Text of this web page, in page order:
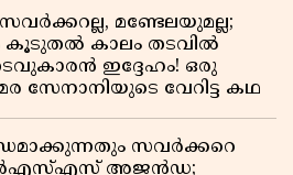
മണ്ടേലയുമല്ല;
കൂടുതൽ കാലം തടവിൽ
ഇദ്ദേഹം! ഒരു
സേനാനിയുടെ വേറിട്ട കഥ
സവർക്കറെ
അജൻഡ;